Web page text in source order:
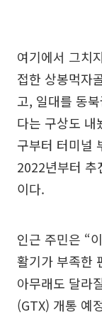
여기에서 그치
접한 상봉먹자
고, 일대를 동
다는 구상도 내
구부터 터미널
2022년부터 추
이다.
인근 주민은 “
활기가 부족한
아무래도 달라
(GTX) 개통 예